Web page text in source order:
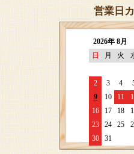
営業日
2026年 8月
日
月 火
2
3 4
9
10 11
16
17 18
23
24 25
30
31